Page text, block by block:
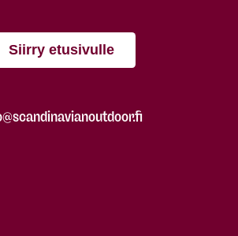
Siirry etusivulle